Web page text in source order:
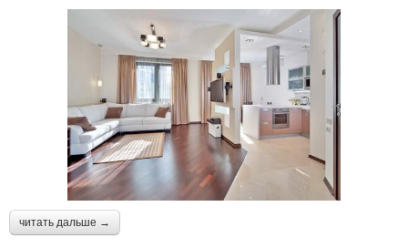
читать дальше →